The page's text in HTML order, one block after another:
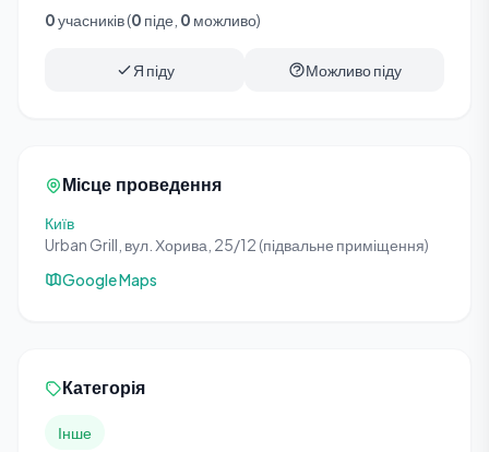
0учасників (0 піде, 0 можливо)
Я піду Можливо піду
Місце проведення
Київ
Urban Grill, вул. Хорива, 25/12 (підвальне приміщення)
Google Maps
Категорія
Інше